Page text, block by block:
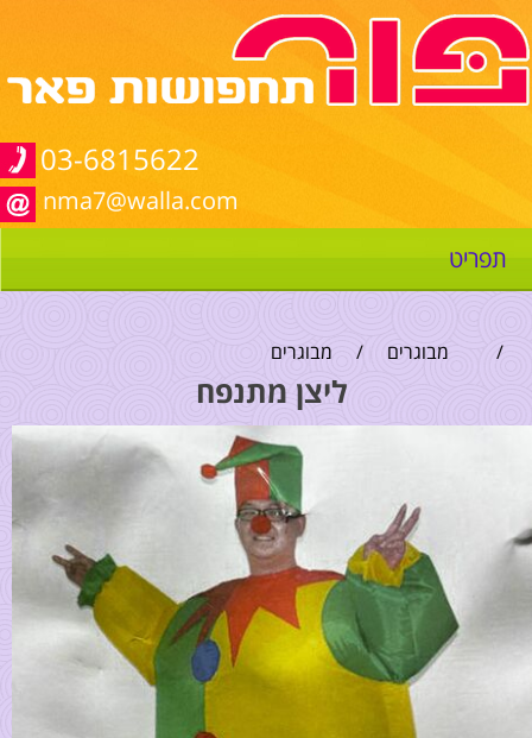
03-6815622
nma7@walla.com
תפריט
/ מבוגרים / מבוגרים
ליצן מתנפח